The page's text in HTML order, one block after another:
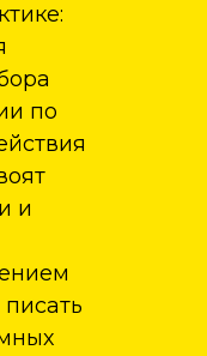
по
и